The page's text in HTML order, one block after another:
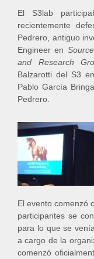
El S3lab
recientemente
Pedrero, antiguo
Engineer en
and Research
Balzarotti del S3
Pablo García
Pedrero.
El evento comenzó
participantes se
para lo que se
a cargo de la
comenzó